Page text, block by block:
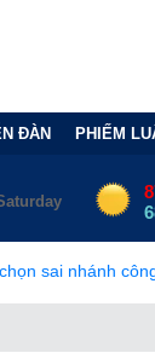
ĐÀN PHIẾM
nghệ" của